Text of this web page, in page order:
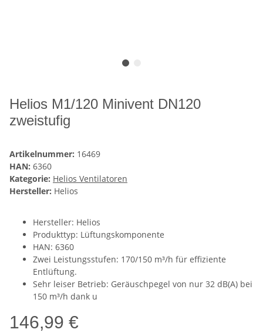
Helios M1/120 Minivent DN120
zweistufig
Artikelnummer: 16469
HAN: 6360
Kategorie: Helios Ventilatoren
Hersteller: Helios
Hersteller: Helios
Produkttyp: Lüftungskomponente
HAN: 6360
Zwei Leistungsstufen: 170/150 m³/h für effiziente
Entlüftung.
Sehr leiser Betrieb: Geräuschpegel von nur 32 dB(A) bei
150 m³/h dank u
146,99 €